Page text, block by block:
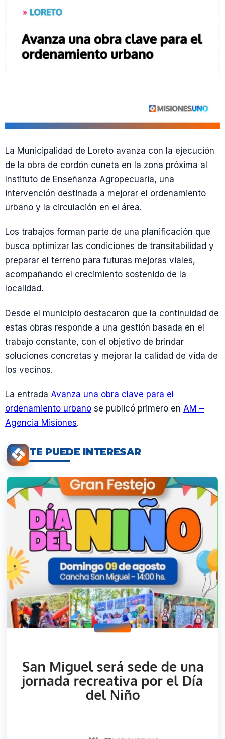
La Municipalidad de Loreto avanza con la ejecución
de la obra de cordón cuneta en la zona próxima al
Instituto de Enseñanza Agropecuaria, una
intervención destinada a mejorar el ordenamiento
urbano y la circulación en el área.
Los trabajos forman parte de una planificación que
busca optimizar las condiciones de transitabilidad y
preparar el terreno para futuras mejoras viales,
acompañando el crecimiento sostenido de la
localidad.
Desde el municipio destacaron que la continuidad de
estas obras responde a una gestión basada en el
trabajo constante, con el objetivo de brindar
soluciones concretas y mejorar la calidad de vida de
los vecinos.
La entrada Avanza una obra clave para el
ordenamiento urbano se publicó primero en AM –
Agencia Misiones.
TE PUEDE INTERESAR